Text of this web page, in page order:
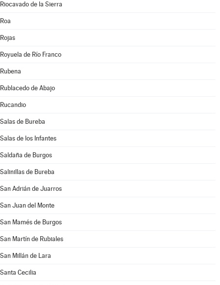
Riocavado de la Sierra
Roa
Rojas
Royuela de Río Franco
Rubena
Rublacedo de Abajo
Rucandio
Salas de Bureba
Salas de los Infantes
Saldaña de Burgos
Salinillas de Bureba
San Adrián de Juarros
San Juan del Monte
San Mamés de Burgos
San Martín de Rubiales
San Millán de Lara
Santa Cecilia